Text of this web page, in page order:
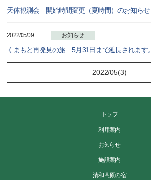
天体観測会 開始時間変更（夏時間）のお知らせ
2022/05/09 お知らせ
くまもと再発見の旅 5月31日まで延長されます。
トップ
利用案内
お知らせ
施設案内
清和高原の宿